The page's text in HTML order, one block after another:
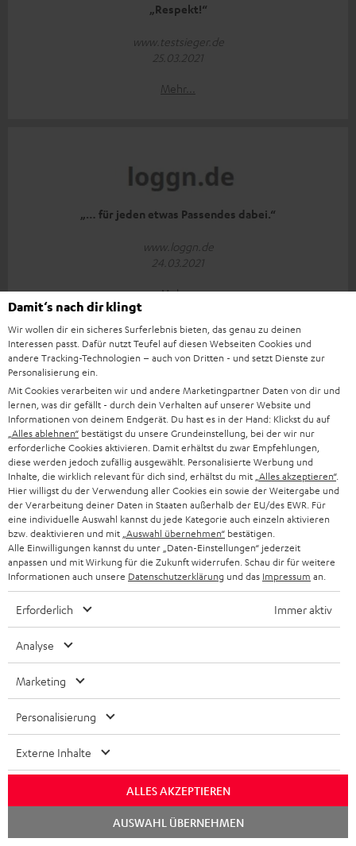
„Respekt!“
www.testsieger.de
25.03.2021
Mehr...
„… für jeden etwas Passendes dabei.“
www.loggn.de
24.03.2021
Mehr...
„Chapeau!“
www.pctipp.ch
08.03.2021
Mehr...
„… sehr klare Stimmqualität …“
Mehr...
„… überzeugt mit ausgewogenem Klang …“
Damit‘s nach dir klingt
Wir wollen dir ein sicheres Surferlebnis bieten, das genau zu deinen
Interessen passt. Dafür nutzt Teufel auf diesen Webseiten Cookies und
andere Tracking-Technologien – auch von Dritten - und setzt Dienste zur
Personalisierung ein.
Mit Cookies verarbeiten wir und andere Marketingpartner Daten von dir und
lernen, was dir gefällt - durch dein Verhalten auf unserer Website und
Informationen von deinem Endgerät. Du hast es in der Hand: Klickst du auf
„Alles ablehnen“ bestätigst du unsere Grundeinstellung, bei der wir nur
erforderliche Cookies aktivieren. Damit erhältst du zwar Empfehlungen,
diese werden jedoch zufällig ausgewählt. Personalisierte Werbung und
Inhalte, die wirklich relevant für dich sind, erhältst du mit „Alles akzeptieren“.
Hier willigst du der Verwendung aller Cookies ein sowie der Weitergabe und
der Verarbeitung deiner Daten in Staaten außerhalb der EU/des EWR. Für
eine individuelle Auswahl kannst du jede Kategorie auch einzeln aktivieren
bzw. deaktivieren und mit „Auswahl übernehmen“ bestätigen.
Alle Einwilligungen kannst du unter „Daten-Einstellungen“ jederzeit
anpassen und mit Wirkung für die Zukunft widerrufen. Schau dir für weitere
Informationen auch unsere Datenschutzerklärung und das Impressum an.
Erforderlich Immer aktiv
Analyse
Marketing
Personalisierung
Externe Inhalte
ALLES AKZEPTIEREN
AUSWAHL ÜBERNEHMEN